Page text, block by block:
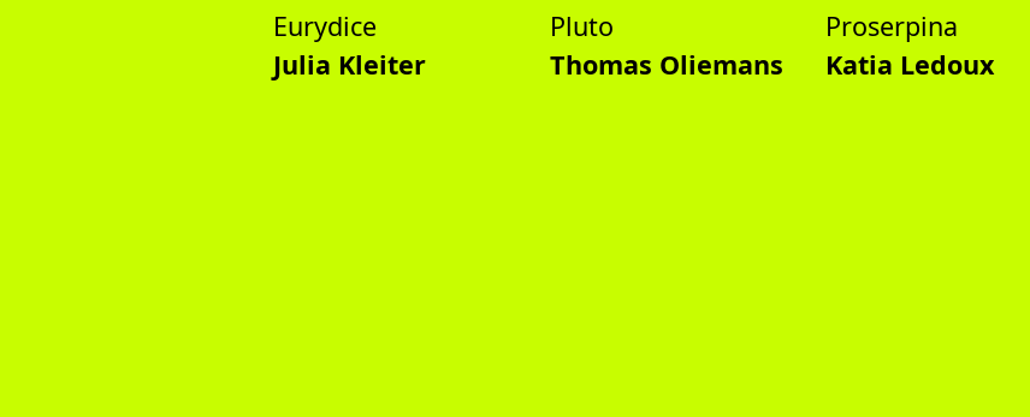
Eurydice
Julia Kleiter
Pluto
Thomas Oliemans
Proserpina
Katia Ledoux